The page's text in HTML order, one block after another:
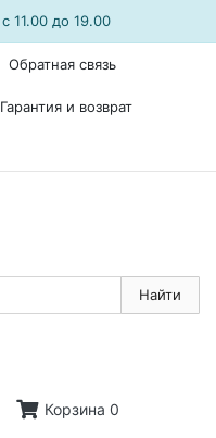
с 11.00 до 19.00
Обратная связь
Гарантия и возврат
Найти
Корзина 0